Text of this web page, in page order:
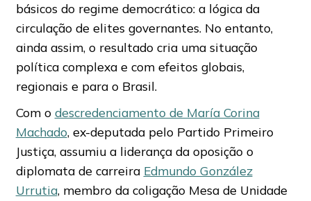
básicos do regime democrático: a lógica da
circulação de elites governantes. No entanto,
ainda assim, o resultado cria uma situação
política complexa e com efeitos globais,
regionais e para o Brasil.
Com o descredenciamento de María Corina
Machado, ex-deputada pelo Partido Primeiro
Justiça, assumiu a liderança da oposição o
diplomata de carreira Edmundo González
Urrutia, membro da coligação Mesa de Unidade